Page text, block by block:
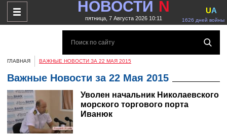
НОВОСТИ N
пятница, 7 Августа 2026 10:11 1626 дней войны
UA
ГЛАВНАЯ ВАЖНЫЕ НОВОСТИ ЗА 22 МАЯ 2015
Важные Новости за 22 Мая 2015
Уволен начальник Николаевского
морского торгового порта
Иванюк